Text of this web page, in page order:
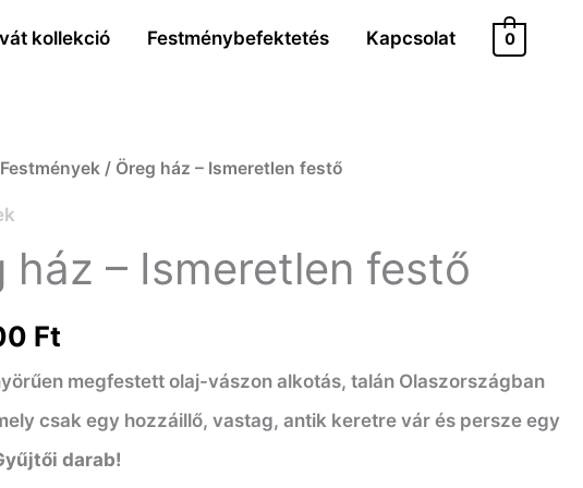
kollekció Festménybefektetés Kapcsolat 0
Festmények / Öreg ház – Ismeretlen festő
ház – Ismeretlen festő
Ft
megfestett olaj-vászon alkotás, talán Olaszországban
csak egy hozzáillő, vastag, antik keretre vár és persze egy
darab!